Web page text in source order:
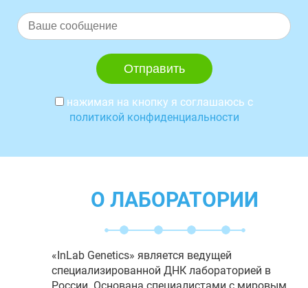
нажимая на кнопку я соглашаюсь с
политикой конфиденциальности
О ЛАБОРАТОРИИ
«InLab Genetics» является ведущей
специализированной ДНК лабораторией в
России. Основана специалистами с мировым